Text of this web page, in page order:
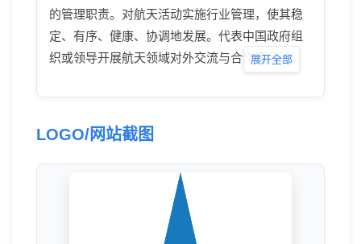
的管理职责。对航天活动实施行业管理，使其稳
定、有序、健康、协调地发展。代表中国政府组
织或领导开展航天领域对外交流与合作等活动。
展开全部
LOGO/网站截图